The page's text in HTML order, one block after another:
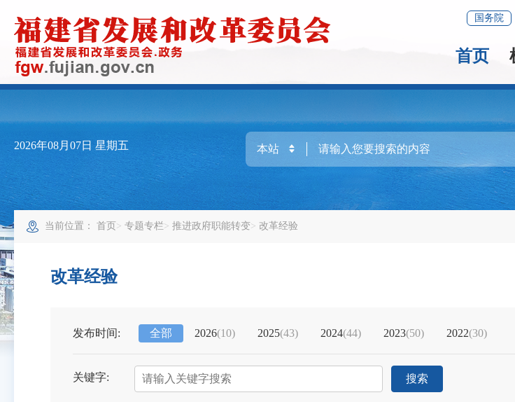
国务院
首页
2026年08月07日 星期五
当前位置： 首页 专题专栏 推进政府职能转变 改革经验
改革经验
发布时间: 全部 2026(10) 2025(43) 2024(44) 2023(50) 2022(30)
关键字: 搜索